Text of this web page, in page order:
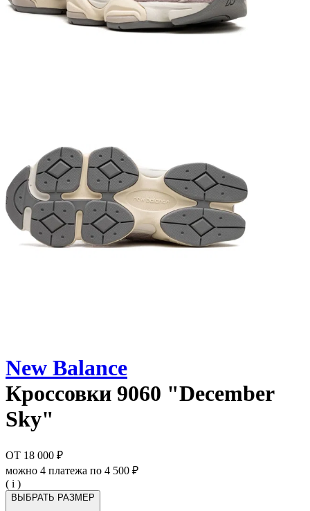
New Balance
Кроссовки 9060 "December
Sky"
ОТ 18 000 ₽
можно 4 платежа по 4 500 ₽
( i )
ВЫБРАТЬ РАЗМЕР